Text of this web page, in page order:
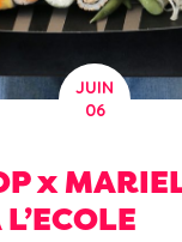
JUIN
06
x